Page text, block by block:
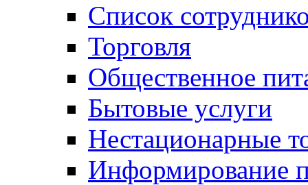
Список
Торговля
Общественное
Бытовые услуги
Нестационарные
Информирование